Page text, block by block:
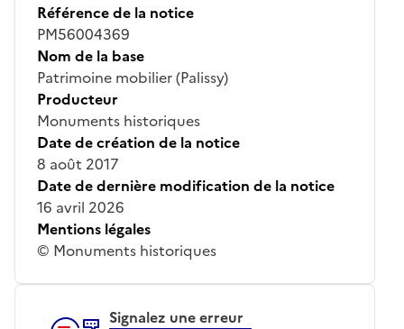
Référence de la notice
PM56004369
Nom de la base
Patrimoine mobilier (Palissy)
Producteur
Monuments historiques
Date de création de la notice
8 août 2017
Date de dernière modification de la notice
16 avril 2026
Mentions légales
© Monuments historiques
Signalez une erreur